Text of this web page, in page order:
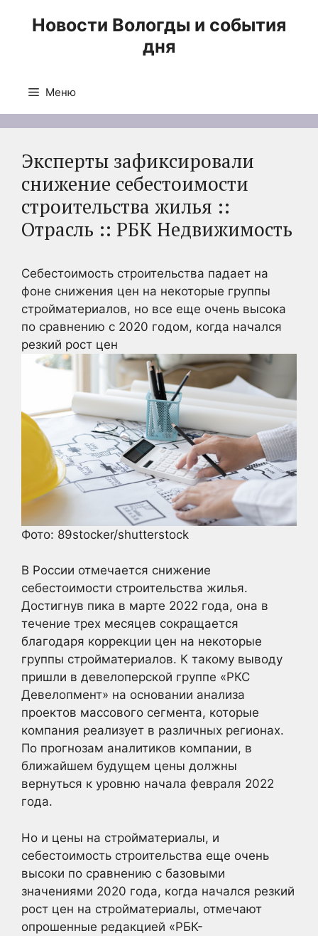
Новости Вологды и события
дня
Меню
Эксперты зафиксировали
снижение себестоимости
строительства жилья ::
Отрасль :: РБК Недвижимость
Себестоимость строительства падает на
фоне снижения цен на некоторые группы
стройматериалов, но все еще очень высока
по сравнению с 2020 годом, когда начался
резкий рост цен
Фото: 89stocker/shutterstock
В России отмечается снижение
себестоимости строительства жилья.
Достигнув пика в марте 2022 года, она в
течение трех месяцев сокращается
благодаря коррекции цен на некоторые
группы стройматериалов. К такому выводу
пришли в девелоперской группе «РКС
Девелопмент» на основании анализа
проектов массового сегмента, которые
компания реализует в различных регионах.
По прогнозам аналитиков компании, в
ближайшем будущем цены должны
вернуться к уровню начала февраля 2022
года.
Но и цены на стройматериалы, и
себестоимость строительства еще очень
высоки по сравнению с базовыми
значениями 2020 года, когда начался резкий
рост цен на стройматериалы, отмечают
опрошенные редакцией «РБК-